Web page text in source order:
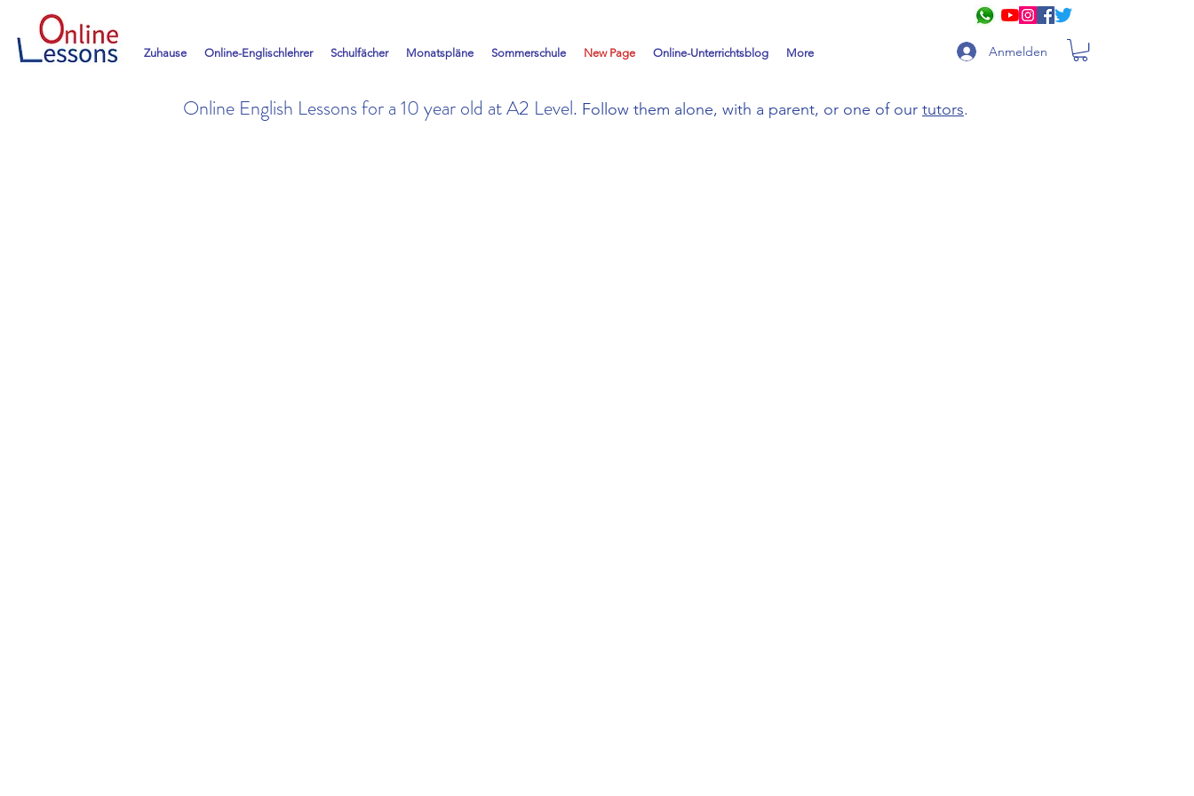
Zuhause Online-Englischlehrer Schulfächer Monatspläne Sommerschule New Page Online-Unterrichtsblog More Anmelden
Online English Lessons for a 10 year old at A2 Level. Follow them alone, with a parent, or one of our tutors.